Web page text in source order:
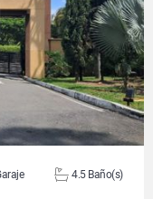
4.5 Baño(s)